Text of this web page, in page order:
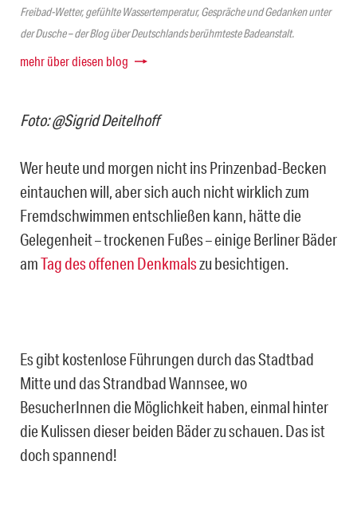
Freibad-Wetter, gefühlte Wassertemperatur, Gespräche und Gedanken unter
der Dusche – der Blog über Deutschlands berühmteste Badeanstalt.
mehr über diesen blog
Foto: @Sigrid Deitelhoff
Wer heute und morgen nicht ins Prinzenbad-Becken
eintauchen will, aber sich auch nicht wirklich zum
Fremdschwimmen entschließen kann, hätte die
Gelegenheit – trockenen Fußes – einige Berliner Bäder
amTag des offenen Denkmalszu besichtigen.
Es gibt kostenlose Führungen durch das Stadtbad
Mitte und das Strandbad Wannsee, wo
BesucherInnen die Möglichkeit haben, einmal hinter
die Kulissen dieser beiden Bäder zu schauen. Das ist
doch spannend!